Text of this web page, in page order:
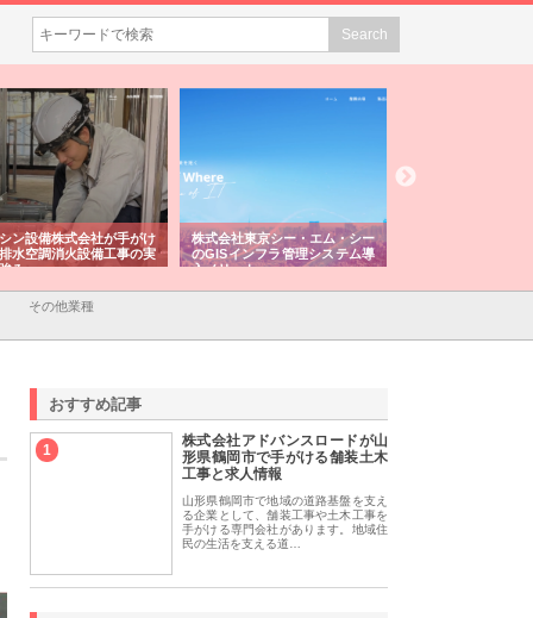
社東京シー・エム・シー
インフラ管理システム導
ット
株式会社アクアスペースが水中
から陸上まで一貫施工できる理
由
その他業種
おすすめ記事
1
株式会社アドバンスロードが山
形県鶴岡市で手がける舗装土木
工事と求人情報
山形県鶴岡市で地域の道路基盤を支え
る企業として、舗装工事や土木工事を
手がける専門会社があります。地域住
民の生活を支える道…